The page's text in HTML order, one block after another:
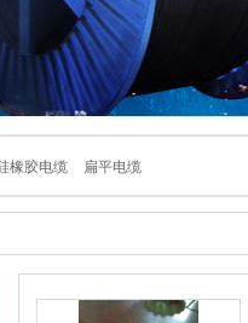
橡胶电缆 扁平电缆